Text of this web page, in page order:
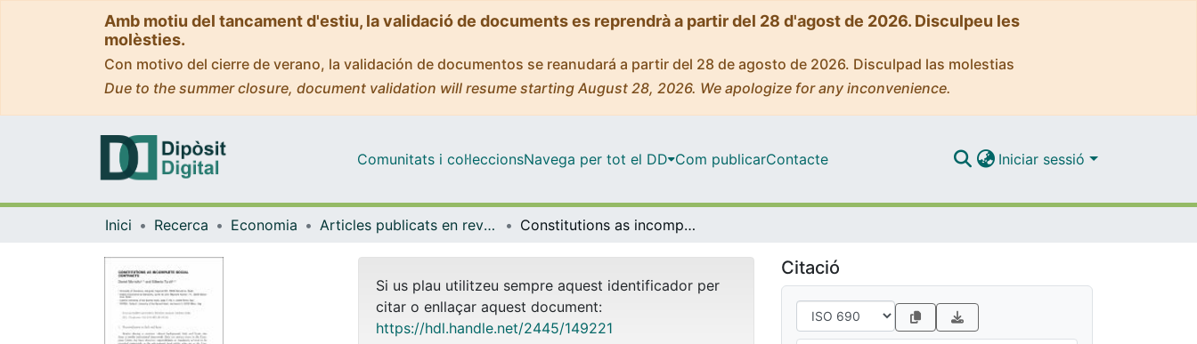
Amb motiu del tancament d'estiu, la validació de documents es reprendrà a partir del 28 d'agost de 2026. Disculpeu les
molèsties.
Con motivo del cierre de verano, la validación de documentos se reanudará a partir del 28 de agosto de 2026. Disculpad las molestias
Due to the summer closure, document validation will resume starting August 28, 2026. We apologize for any inconvenience.
Comunitats i col·leccionsNavega per tot el DD Com publicarContacte Iniciar sessió
Inici Recerca Economia Articles publicats en revistes (Economia) Constitutions as incomplete social contracts
Si us plau utilitzeu sempre aquest identificador per
citar o enllaçar aquest document:
https://hdl.handle.net/2445/149221
Citació